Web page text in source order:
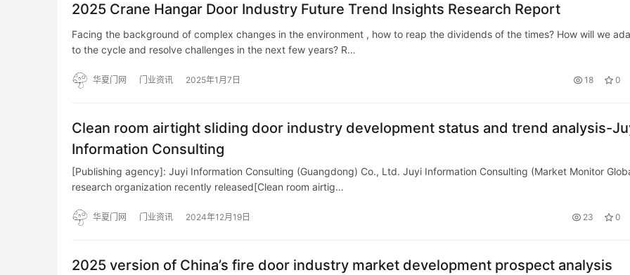
2025 Crane Hangar Door Industry Future Trend Insights Research Report
Facing the background of complex changes in the environment , how to reap the dividends of the times? How will we
to the cycle and resolve challenges in the next few years? R…
华夏门网 门业资讯 2025年1月7日 18 0
Clean room airtight sliding door industry development status and trend analysis-
Information Consulting
[Publishing agency]: Juyi Information Consulting (Guangdong) Co., Ltd. Juyi Information Consulting (Market Monitor
research organization recently released[Clean room airtig…
华夏门网 门业资讯 2024年12月19日 23 0
2025 version of China’s fire door industry market development prospect analysis